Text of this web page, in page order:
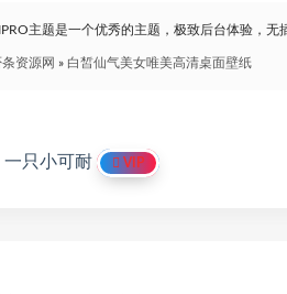
主题是一个优秀的主题，极致后台体验，无
资源网 » 白皙仙气美女唯美高清桌面壁纸
一只小可耐 VIP